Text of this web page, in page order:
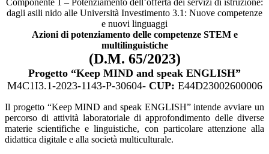
Componente 1 – Potenziamento dell’offerta dei servizi di istruzione:
dagli asili nido alle Università Investimento 3.1: Nuove competenze
e nuovi linguaggi
Azioni di potenziamento delle competenze STEM e
multilinguistiche
(D.M. 65/2023)
Progetto “Keep MIND and speak ENGLISH”
M4C1I3.1-2023-1143-P-30604- CUP: E44D23002600006
Il progetto “Keep MIND and speak ENGLISH” intende avviare un
percorso di attività laboratoriale di approfondimento delle diverse
materie scientifiche e linguistiche, con particolare attenzione alla
didattica digitale e alla società multiculturale.